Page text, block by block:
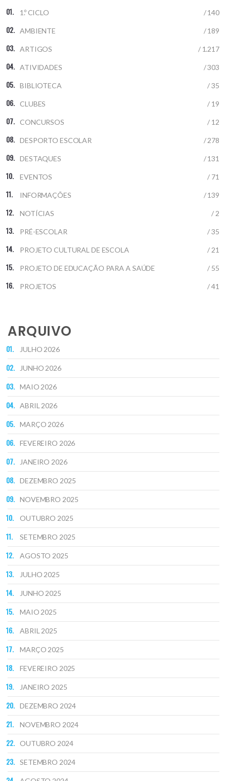
1.º CICLO / 140
AMBIENTE / 189
ARTIGOS / 1.217
ATIVIDADES / 303
BIBLIOTECA / 35
CLUBES / 19
CONCURSOS / 12
DESPORTO ESCOLAR / 278
DESTAQUES / 131
EVENTOS / 71
INFORMAÇÕES / 139
NOTÍCIAS / 2
PRÉ-ESCOLAR / 35
PROJETO CULTURAL DE ESCOLA / 21
PROJETO DE EDUCAÇÃO PARA A SAÚDE / 55
PROJETOS / 41
ARQUIVO
JULHO 2026
JUNHO 2026
MAIO 2026
ABRIL 2026
MARÇO 2026
FEVEREIRO 2026
JANEIRO 2026
DEZEMBRO 2025
NOVEMBRO 2025
OUTUBRO 2025
SETEMBRO 2025
AGOSTO 2025
JULHO 2025
JUNHO 2025
MAIO 2025
ABRIL 2025
MARÇO 2025
FEVEREIRO 2025
JANEIRO 2025
DEZEMBRO 2024
NOVEMBRO 2024
OUTUBRO 2024
SETEMBRO 2024